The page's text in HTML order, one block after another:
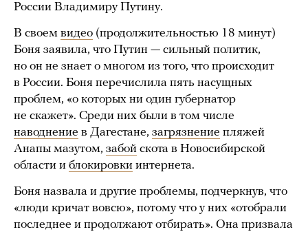
России Владимиру Путину.
В своем видео (продолжительностью 18 минут)
Боня заявила, что Путин — сильный политик,
но он не знает о многом из того, что происходит
в России. Боня перечислила пять насущных
проблем, «о которых ни один губернатор
не скажет». Среди них были в том числе
наводнение в Дагестане, загрязнение пляжей
Анапы мазутом, забой скота в Новосибирской
области и блокировки интернета.
Боня назвала и другие проблемы, подчеркнув, что
«люди кричат вовсю», потому что у них «отобрали
последнее и продолжают отбирать». Она призвала